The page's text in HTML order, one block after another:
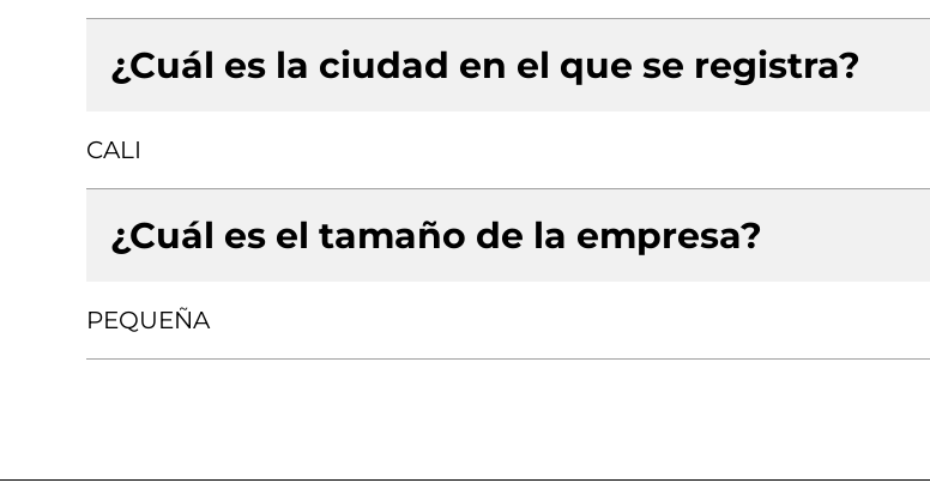
¿Cuál es la ciudad en el que se registra?
CALI
¿Cuál es el tamaño de la empresa?
PEQUEÑA